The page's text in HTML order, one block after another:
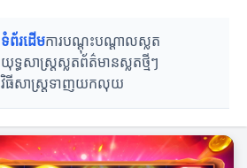
ទំព័រដើមការបណ្តុះបណ្តាលស្លត
យុទ្ធសាស្ត្រស្លតព័ត៌មានស្លតថ្មីៗ
វិធីសាស្ត្រទាញយកលុយ